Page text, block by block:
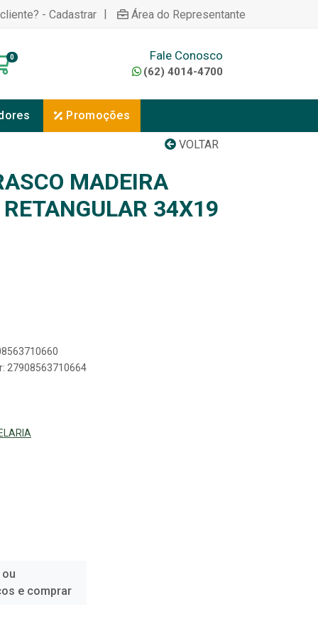
- Cadastrar | Área do Representante
0 Fale Conosco
(62) 4014-4700
Promoções
VOLTAR
MADEIRA
34X19
27908563710664
e comprar